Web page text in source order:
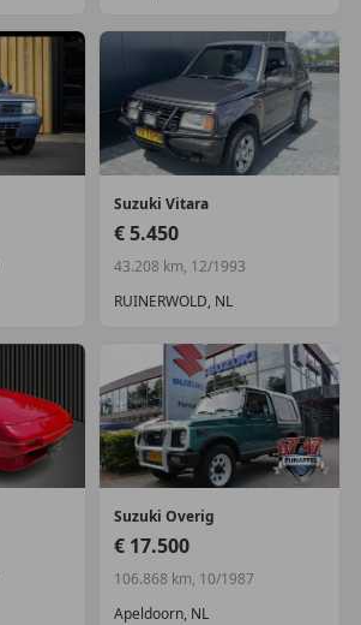
Suzuki Vitara
€ 5.450
43.208 km, 12/1993
RUINERWOLD, NL
Suzuki Overig
€ 17.500
106.868 km, 10/1987
Apeldoorn, NL